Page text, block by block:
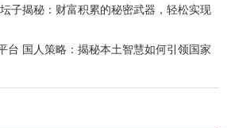
子揭秘：财富积累的秘密武器，轻松实现
台 国人策略：揭秘本土智慧如何引领国家